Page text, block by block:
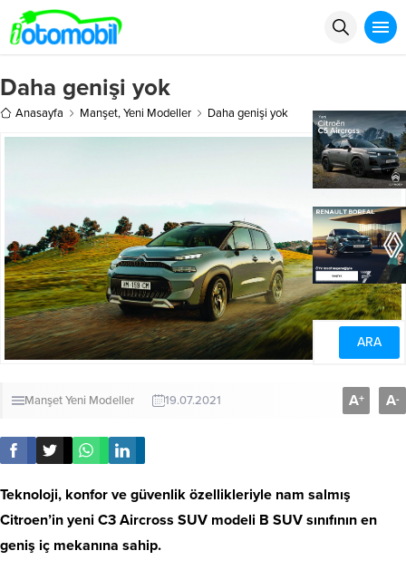
Daha genişi yok
Anasayfa Manşet,Yeni Modeller Daha genişi yok
ManşetYeni Modeller 19.07.2021 A+ A-
Teknoloji, konfor ve güvenlik özellikleriyle nam salmış
Citroen’in yeni C3 Aircross SUV modeli B SUV sınıfının en
geniş iç mekanına sahip.